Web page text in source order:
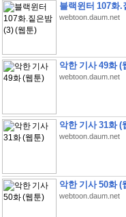
블랙윈터 107화.
webtoon.daum.net
악한 기사 49화 (
webtoon.daum.net
악한 기사 31화 (
webtoon.daum.net
악한 기사 50화 (
webtoon.daum.net